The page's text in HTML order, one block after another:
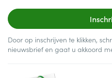
Door op inschrijven te klikken,
nieuwsbrief en gaat u akkoord